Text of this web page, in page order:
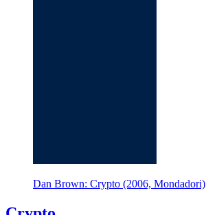
Dan Brown: Crypto (2006, Mondadori)